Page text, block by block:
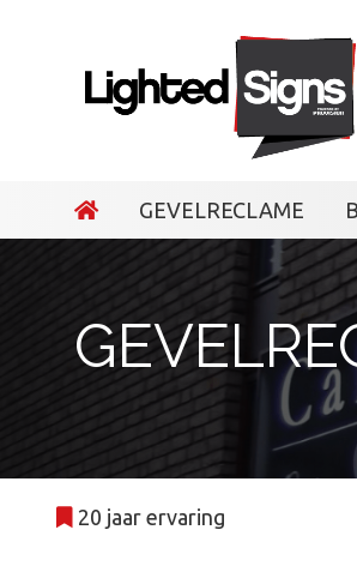
Gevelreclame
Box letters
Led frames
Freesletters
Projecten
Contact
GEVELRECLAME
20 jaar ervaring